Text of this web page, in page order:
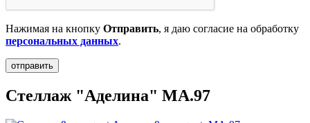
Нажимая на кнопку Отправить, я даю согласие на обработку
персональных данных.
Стеллаж "Аделина" MA.97